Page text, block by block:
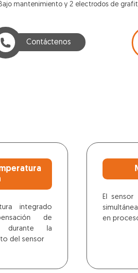
Bajo mantenimiento y 2 electrodos de
Contáctenos
integrado
de
durante la
del sensor
El
en